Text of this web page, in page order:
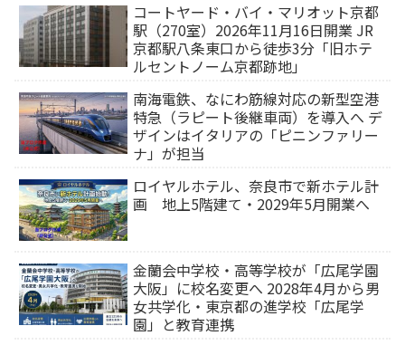
コートヤード・バイ・マリオット京都
駅（270室）2026年11月16日開業 JR
京都駅八条東口から徒歩3分「旧ホテ
ルセントノーム京都跡地」
南海電鉄、なにわ筋線対応の新型空港
特急（ラピート後継車両）を導入へ デ
ザインはイタリアの「ピニンファリー
ナ」が担当
ロイヤルホテル、奈良市で新ホテル計
画 地上5階建て・2029年5月開業へ
金蘭会中学校・高等学校が「広尾学園
大阪」に校名変更へ 2028年4月から男
女共学化・東京都の進学校「広尾学
園」と教育連携